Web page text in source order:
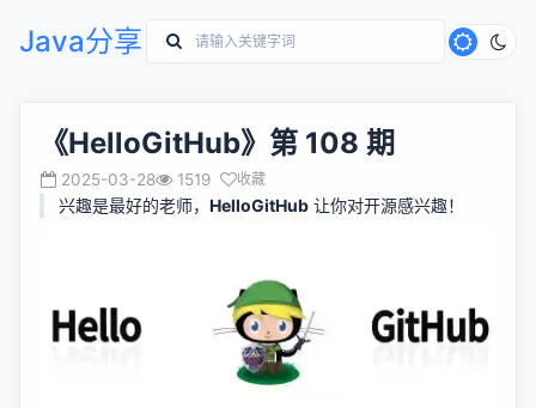
Java分享
《HelloGitHub》第 108 期
2025-03-28 1519 收藏
兴趣是最好的老师， HelloGitHub 让你对开源感兴趣！